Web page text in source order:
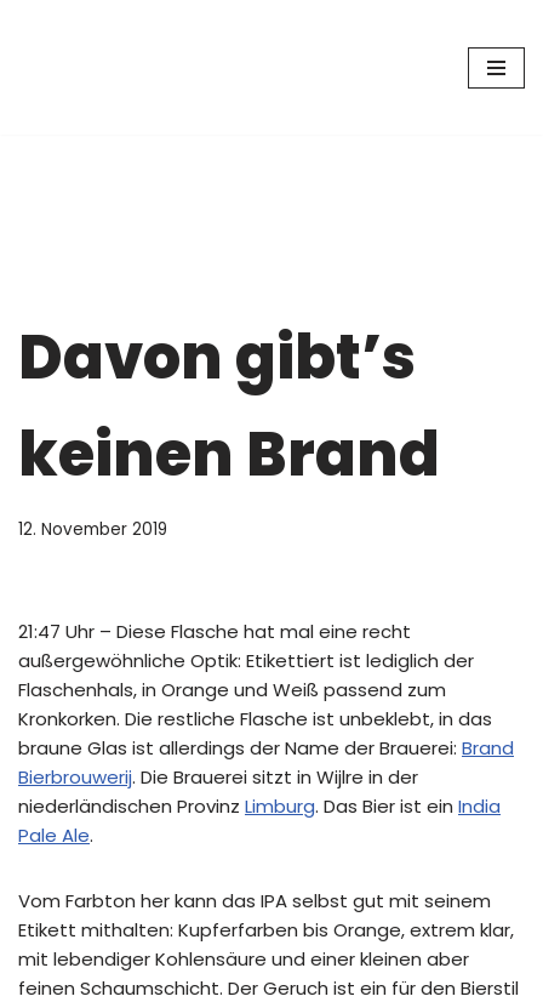
Davon gibt’s
keinen Brand
12. November 2019
21:47 Uhr – Diese Flasche hat mal eine recht
außergewöhnliche Optik: Etikettiert ist lediglich der
Flaschenhals, in Orange und Weiß passend zum
Kronkorken. Die restliche Flasche ist unbeklebt, in das
braune Glas ist allerdings der Name der Brauerei: Brand
Bierbrouwerij. Die Brauerei sitzt in Wijlre in der
niederländischen Provinz Limburg. Das Bier ist ein India
Pale Ale.
Vom Farbton her kann das IPA selbst gut mit seinem
Etikett mithalten: Kupferfarben bis Orange, extrem klar,
mit lebendiger Kohlensäure und einer kleinen aber
feinen Schaumschicht. Der Geruch ist ein für den Bierstil